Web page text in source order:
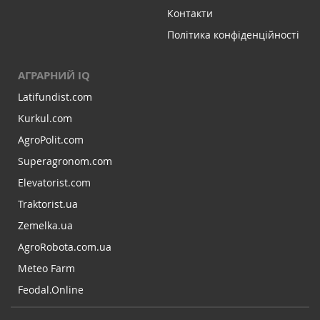
Контакти
Політика конфіденційності
АГРАРНИЙ IQ
Latifundist.com
Kurkul.com
AgroPolit.com
Superagronom.com
Elevatorist.com
Traktorist.ua
Zemelka.ua
AgroRobota.com.ua
Meteo Farm
Feodal.Online